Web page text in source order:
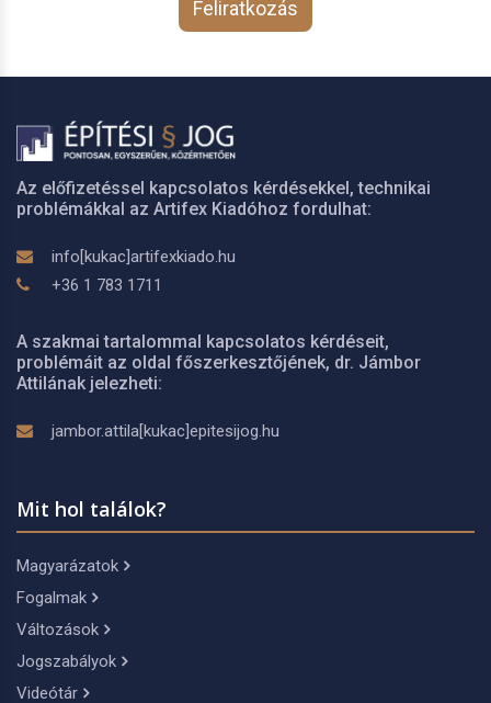
Feliratkozás
Az előfizetéssel kapcsolatos kérdésekkel, technikai
problémákkal az Artifex Kiadóhoz fordulhat:
info[kukac]artifexkiado.hu
+36 1 783 1711
A szakmai tartalommal kapcsolatos kérdéseit,
problémáit az oldal főszerkesztőjének, dr. Jámbor
Attilának jelezheti:
jambor.attila[kukac]epitesijog.hu
Mit hol találok?
Magyarázatok
Fogalmak
Változások
Jogszabályok
Videótár